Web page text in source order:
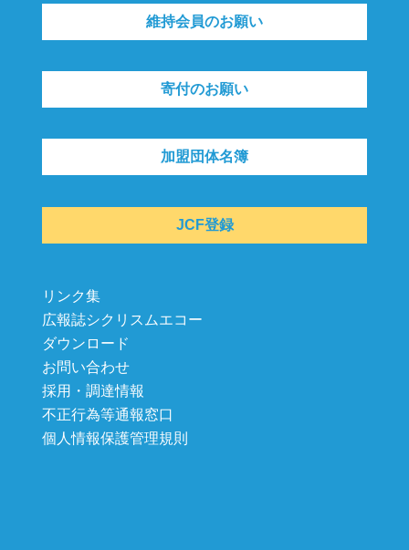
維持会員のお願い
寄付のお願い
加盟団体名簿
JCF登録
リンク集
広報誌シクリスムエコー
ダウンロード
お問い合わせ
採用・調達情報
不正行為等通報窓口
個人情報保護管理規則